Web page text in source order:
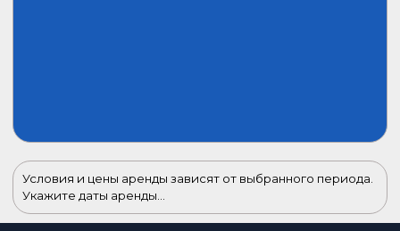
Условия и цены аренды зависят от выбранного периода.
Укажите даты аренды...